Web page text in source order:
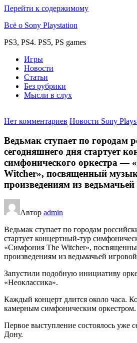
Перейти к содержимому
Всё о Sony Playstation
PS3, PS4. PS5, PS games
Игры
Новости
Статьи
Без рубрики
Мысли в слух
Нет комментариев Новости Sony
Ведьмак ступает по городам
сегодняшнего дня стартует
симфонического оркестра —
Witcher», посвященный
произведениям из
Автор admin
Ведьмак ступает по городам
стартует концертный-тур
«Симфония The Witcher»,
произведениям из ведьмачьей
Запустили подобную инициативу
«Неоклассика».
Каждый концерт длится около часа.
камерным симфоническим оркестром.
Первое выступление состоялось уже
Дону.